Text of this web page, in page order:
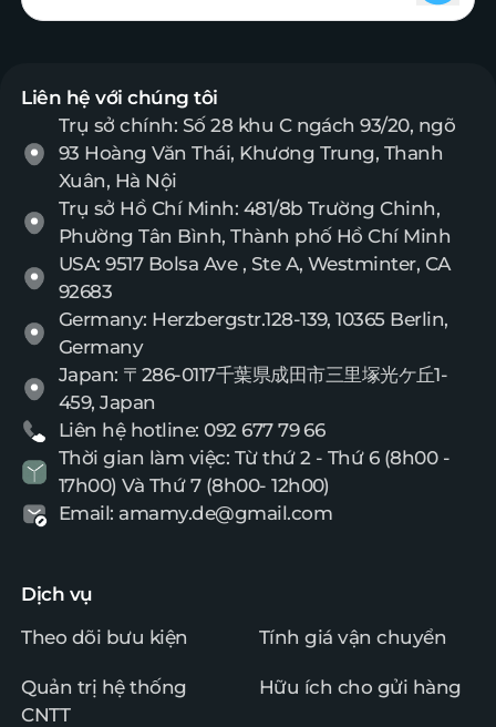
Liên hệ với chúng tôi
Trụ sở chính: Số 28 khu C ngách 93/20, ngõ
93 Hoàng Văn Thái, Khương Trung, Thanh
Xuân, Hà Nội
Trụ sở Hồ Chí Minh: 481/8b Trường Chinh,
Phường Tân Bình, Thành phố Hồ Chí Minh
USA: 9517 Bolsa Ave , Ste A, Westminter, CA
92683
Germany: Herzbergstr.128-139, 10365 Berlin,
Germany
Japan: 〒286-0117千葉県成田市三里塚光ケ丘1-
459, Japan
Liên hệ hotline: 092 677 79 66
Thời gian làm việc: Từ thứ 2 - Thứ 6 (8h00 -
17h00) Và Thứ 7 (8h00- 12h00)
Email: amamy.de@gmail.com
Dịch vụ
Theo dõi bưu kiện
Tính giá vận chuyển
Quản trị hệ thống
CNTT
Hữu ích cho gửi hàng